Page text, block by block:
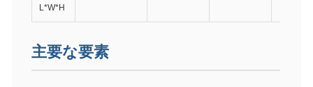
L*W*H
主要な要素